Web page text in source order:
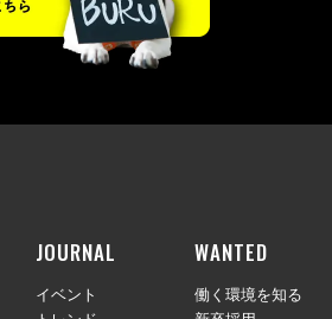
JOURNAL
イベント
WANTED
働く環境を知る